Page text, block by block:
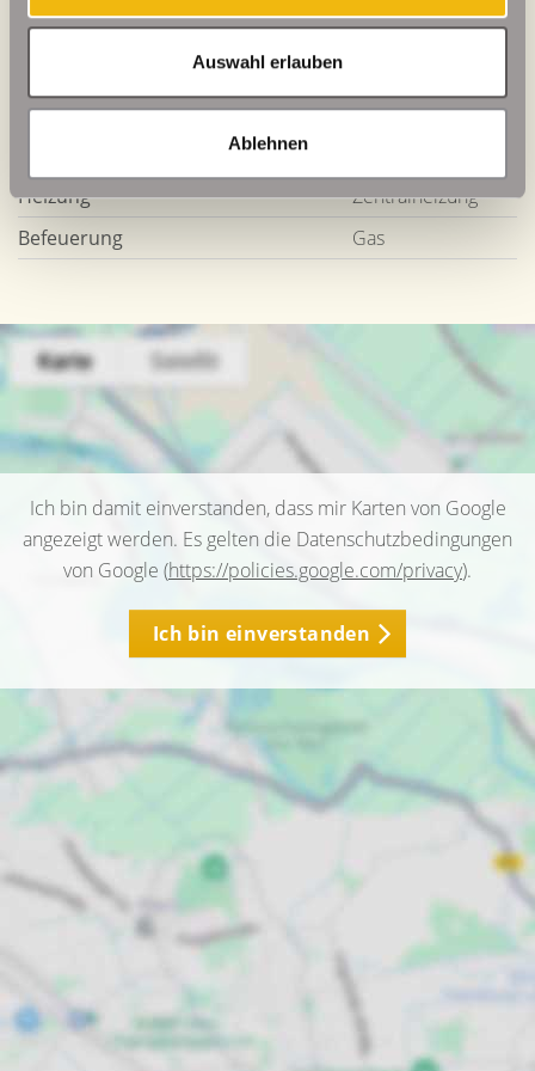
Auswahl erlauben
Ablehnen
Energieausweis Jahrgang
ab dem 1.5.2014
Energieverbrauch für Warmwasser
Energieausweis Werteklasse
B
Energieausweis Baujahr
Heizung
Zentralheizung
Befeuerung
Gas
Ich bin damit einverstanden, dass mir Karten von Google
angezeigt werden. Es gelten die Datenschutzbedingungen
von Google (https://policies.google.com/privacy).
Ich bin einverstanden